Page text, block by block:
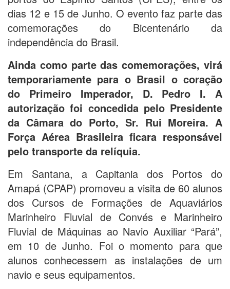
dias 12 e 15 de Junho. O evento faz parte das
comemorações do Bicentenário da
independência do Brasil.
Ainda como parte das comemorações, virá
temporariamente para o Brasil o coração
do Primeiro Imperador, D. Pedro I. A
autorização foi concedida pelo Presidente
da Câmara do Porto, Sr. Rui Moreira. A
Força Aérea Brasileira ficara responsável
pelo transporte da relíquia.
Em Santana, a Capitania dos Portos do
Amapá (CPAP) promoveu a visita de 60 alunos
dos Cursos de Formações de Aquaviários
Marinheiro Fluvial de Convés e Marinheiro
Fluvial de Máquinas ao Navio Auxiliar “Pará”,
em 10 de Junho. Foi o momento para que
alunos conhecessem as instalações de um
navio e seus equipamentos.